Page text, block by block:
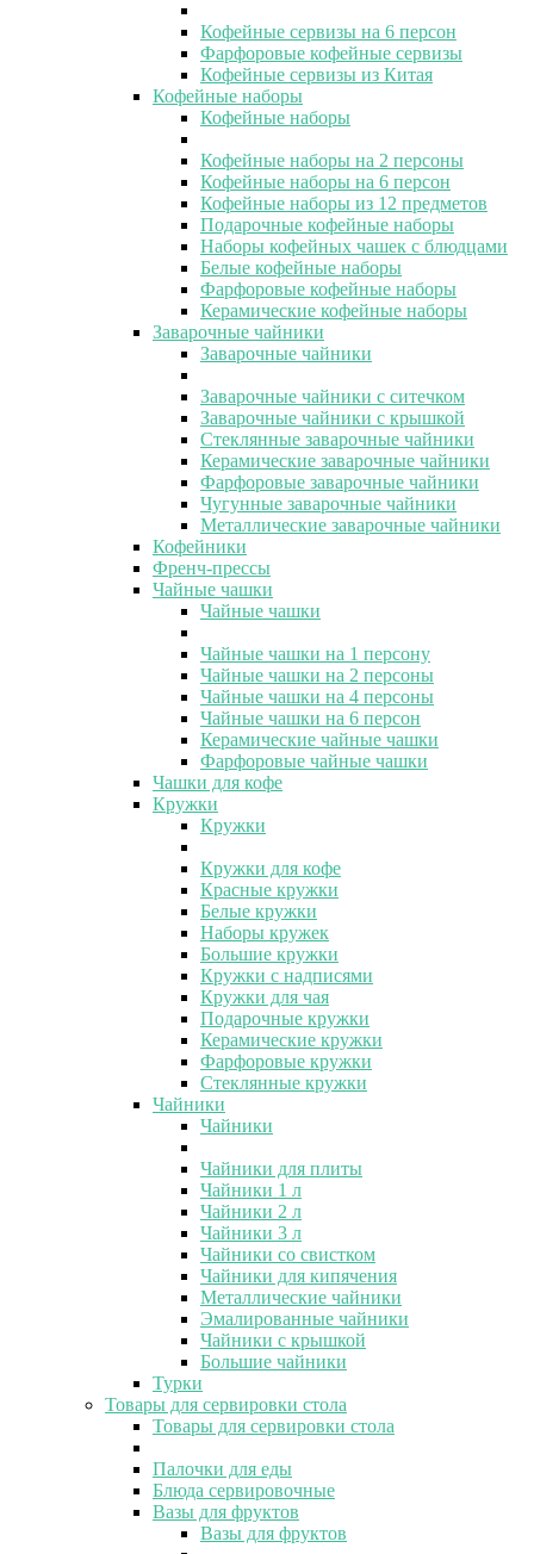
Кофейные сервизы на 6 персон
Фарфоровые кофейные сервизы
Кофейные сервизы из Китая
Кофейные наборы
Кофейные наборы
Кофейные наборы на 2 персоны
Кофейные наборы на 6 персон
Кофейные наборы из 12 предметов
Подарочные кофейные наборы
Наборы кофейных чашек с блюдцами
Белые кофейные наборы
Фарфоровые кофейные наборы
Керамические кофейные наборы
Заварочные чайники
Заварочные чайники
Заварочные чайники с ситечком
Заварочные чайники с крышкой
Стеклянные заварочные чайники
Керамические заварочные чайники
Фарфоровые заварочные чайники
Чугунные заварочные чайники
Металлические заварочные чайники
Кофейники
Френч-прессы
Чайные чашки
Чайные чашки
Чайные чашки на 1 персону
Чайные чашки на 2 персоны
Чайные чашки на 4 персоны
Чайные чашки на 6 персон
Керамические чайные чашки
Фарфоровые чайные чашки
Чашки для кофе
Кружки
Кружки
Кружки для кофе
Красные кружки
Белые кружки
Наборы кружек
Большие кружки
Кружки с надписями
Кружки для чая
Подарочные кружки
Керамические кружки
Фарфоровые кружки
Стеклянные кружки
Чайники
Чайники
Чайники для плиты
Чайники 1 л
Чайники 2 л
Чайники 3 л
Чайники со свистком
Чайники для кипячения
Металлические чайники
Эмалированные чайники
Чайники с крышкой
Большие чайники
Турки
Товары для сервировки стола
Товары для сервировки стола
Палочки для еды
Блюда сервировочные
Вазы для фруктов
Вазы для фруктов